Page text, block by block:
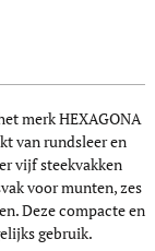
merk HEXAGONA
van rundsleer en
vijf steekvakken
voor munten, zes
Deze compacte en
gebruik.